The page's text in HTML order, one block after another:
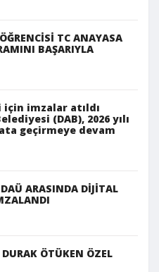
TC ANAYASA
BAŞARIYLA
için imzalar atıldı
(DAB), 2026 yılı
geçirmeye devam
ARASINDA DİJİTAL
ÖTÜKEN ÖZEL